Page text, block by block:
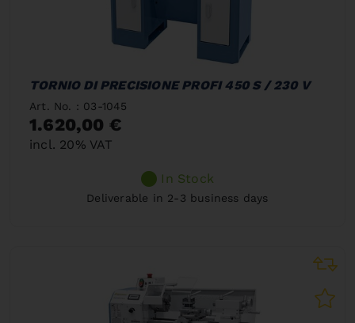
TORNIO DI PRECISIONE PROFI 450 S / 230 V
Art. No. : 03-1045
1.620,00 €
incl. 20% VAT
In Stock
Deliverable in 2-3 business days